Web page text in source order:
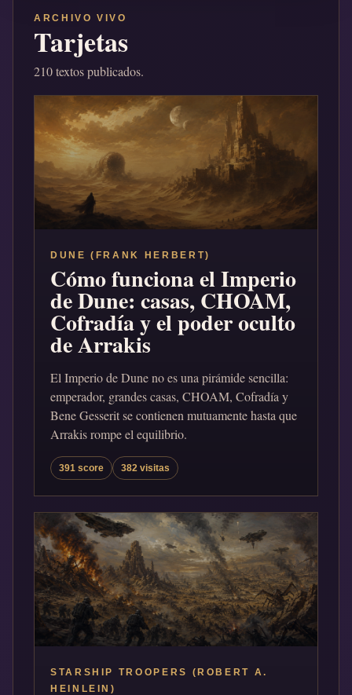
ARCHIVO VIVO
Tarjetas
210 textos publicados.
DUNE (FRANK HERBERT)
Cómo funciona el Imperio
de Dune: casas, CHOAM,
Cofradía y el poder oculto
de Arrakis
El Imperio de Dune no es una pirámide sencilla:
emperador, grandes casas, CHOAM, Cofradía y
Bene Gesserit se contienen mutuamente hasta que
Arrakis rompe el equilibrio.
391 score 382 visitas
STARSHIP TROOPERS (ROBERT A.
HEINLEIN)